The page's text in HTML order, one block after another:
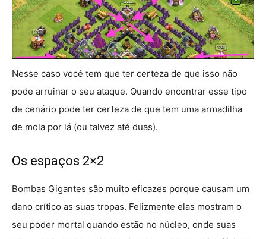
Nesse caso você tem que ter certeza de que isso não
pode arruinar o seu ataque. Quando encontrar esse tipo
de cenário pode ter certeza de que tem uma armadilha
de mola por lá (ou talvez até duas).
Os espaços 2×2
Bombas Gigantes são muito eficazes porque causam um
dano crítico as suas tropas. Felizmente elas mostram o
seu poder mortal quando estão no núcleo, onde suas